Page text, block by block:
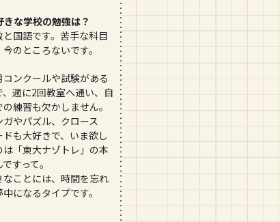
きな学校の勉強は？
と国語です。苦手な科目
今のところないです。
コンクールや試験がある
、週に2回教室へ通い、自
練習も欠かしません。
ガやパズル、クロース
ドも大好きで、いま欲し
は「東大ナゾトレ」の本
すって。
なことには、時間を忘れ
中になるタイプです。